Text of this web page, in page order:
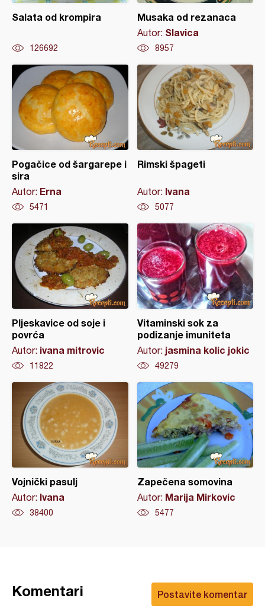
Salata od krompira
126692
Musaka od rezanaca
Autor: Slavica
8957
Pogačice od šargarepe i
sira
Autor: Erna
5471
Rimski špageti
Autor: Ivana
5077
Pljeskavice od soje i
povrća
Autor: ivana mitrovic
11822
Vitaminski sok za
podizanje imuniteta
Autor: jasmina kolic jokic
49279
Vojnički pasulj
Autor: Ivana
38400
Zapečena somovina
Autor: Marija Mirkovic
5477
Postavite komentar
Komentari